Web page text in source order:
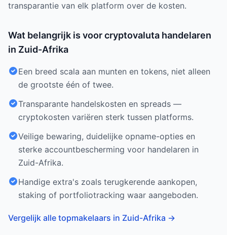
transparantie van elk platform over de kosten.
Wat belangrijk is voor cryptovaluta handelaren
in Zuid-Afrika
Een breed scala aan munten en tokens, niet alleen
de grootste één of twee.
Transparante handelskosten en spreads —
cryptokosten variëren sterk tussen platforms.
Veilige bewaring, duidelijke opname-opties en
sterke accountbescherming voor handelaren in
Zuid-Afrika.
Handige extra's zoals terugkerende aankopen,
staking of portfoliotracking waar aangeboden.
Vergelijk alle topmakelaars in Zuid-Afrika →